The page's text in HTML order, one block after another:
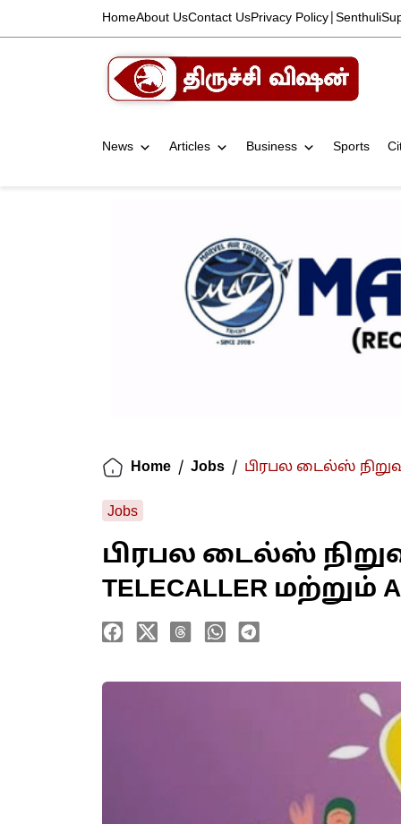
HomeAbout UsContact UsPrivacy Policy Senthuli
News Articles Business Sports
Home / Jobs / பிரபல டைல்ஸ்
Jobs
பிரபல டைல்ஸ்
TELECALLER மற்றும்